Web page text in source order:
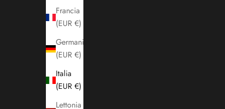
Francia
(EUR €)
Germania
(EUR €)
Italia
(EUR €)
Lettonia